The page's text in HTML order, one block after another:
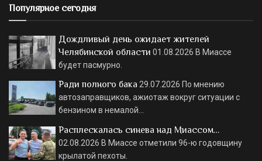
Популярное сегодня
Дождливый день ожидает жителей
Челябинской области 01.08.2026 В Миассе
будет пасмурно.
Ради полного бака 29.07.2026 По мнению
автозаправщиков, ажиотаж вокруг ситуации с
бензином в немалой…
Расплескалась синева над Миассом…
02.08.2026 В Миассе отметили 96-ю годовщину
крылатой пехоты.